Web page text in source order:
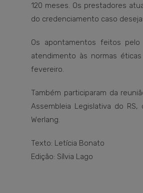
120 meses. Os prestadores
do credenciamento caso
Os apontamentos feitos
atendimento às normas
fevereiro.
Também participaram da
Assembleia Legislativa do
Werlang.
Texto: Letícia Bonato
Edição: Sílvia Lago